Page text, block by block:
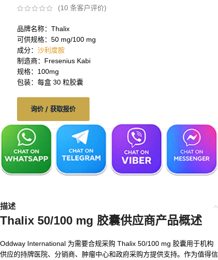
(10 条客户评价)
品牌名称：Thalix
可供规格：50 mg/100 mg
成分： 沙利度胺
制造商：Fresenius Kabi
规格：100mg
包装：每盒 30 粒胶囊
询价 / 获取报价
描述
Thalix 50/100 mg 胶囊供应商产品概述
Oddway International 为需要合规采购 Thalix 50/100 mg 胶囊用于机构
供应的持牌医院、分销商、肿瘤中心和政府采购方提供支持。作为值得信